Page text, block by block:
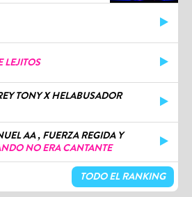
LEJITOS
TONY X HELABUSADOR
AA , FUERZA REGIDA Y
NO ERA CANTANTE
TODO EL RANKING